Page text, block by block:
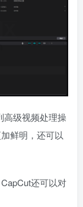
高级视频处理操
鲜明，还可以
还可以对